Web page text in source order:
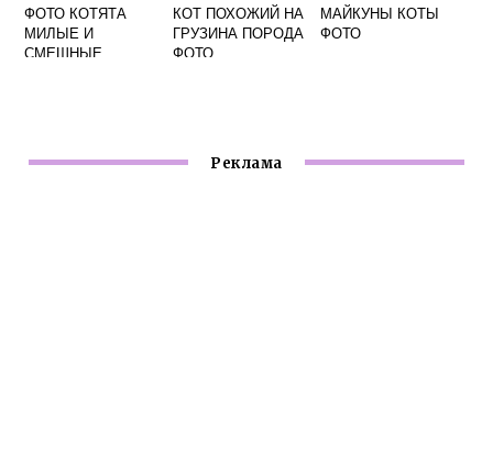
ФОТО КОТЯТА
МИЛЫЕ И
СМЕШНЫЕ
КОТ ПОХОЖИЙ НА
ГРУЗИНА ПОРОДА
ФОТО
МАЙКУНЫ КОТЫ
ФОТО
Реклама